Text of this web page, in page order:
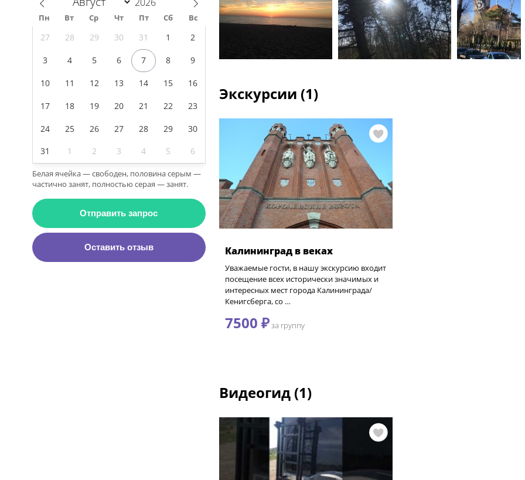
Пн Вт Ср Чт Пт Сб Вс
27 28 29 30 31 1 2
3 4 5 6 7 8 9
10 11 12 13 14 15 16
17 18 19 20 21 22 23
24 25 26 27 28 29 30
31 1 2 3 4 5 6
Белая ячейка — свободен, половина серым —
частично занят, полностью серая — занят.
Отправить запрос
Оставить отзыв
Экскурсии (1)
Калининград в веках
Уважаемые гости, в нашу экскурсию входит
посещение всех исторически значимых и
интересных мест города Калининграда/
Кенигсберга, со …
7500 ₽за группу
Видеогид (1)